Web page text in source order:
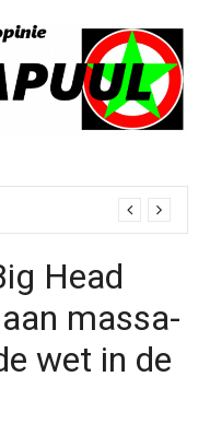
Head
massa-
wet in de